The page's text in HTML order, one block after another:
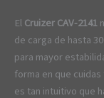
ElCruizer CAV-2141
de carga de hasta
para mayor
forma en que
es tan intuitivo que